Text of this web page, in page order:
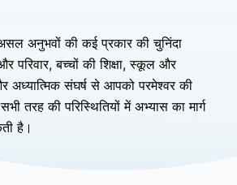
अनुभवों की कई प्रकार की चुनिंदा
परिवार, बच्चों की शिक्षा, स्कूल और
अध्यात्मिक संघर्ष से आपको परमेश्वर की
तरह की परिस्थितियों में अभ्यास का मार्ग
है।